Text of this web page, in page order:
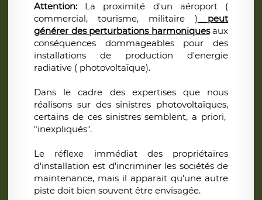
Attention: La proximité d'un aéroport (
commercial, tourisme, militaire ) peut
générer des perturbations harmoniquesaux
conséquences dommageables pour des
installations de production d'energie
radiative ( photovoltaïque).
Dans le cadre des expertises que nous
réalisons sur des sinistres photovoltaïques,
certains de ces sinistres semblent, a priori,
"inexpliqués".
Le réflexe immédiat des propriétaires
d'installation est d'incriminer les sociétés de
maintenance, mais il apparait qu'une autre
piste doit bien souvent être envisagée.